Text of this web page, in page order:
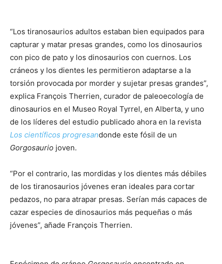
“Los tiranosaurios adultos estaban bien equipados para
capturar y matar presas grandes, como los dinosaurios
con pico de pato y los dinosaurios con cuernos. Los
cráneos y los dientes les permitieron adaptarse a la
torsión provocada por morder y sujetar presas grandes”,
explica François Therrien, curador de paleoecología de
dinosaurios en el Museo Royal Tyrrel, en Alberta, y uno
de los líderes del estudio publicado ahora en la revista
Los científicos progresandonde este fósil de un
Gorgosaurio joven.
“Por el contrario, las mordidas y los dientes más débiles
de los tiranosaurios jóvenes eran ideales para cortar
pedazos, no para atrapar presas. Serían más capaces de
cazar especies de dinosaurios más pequeñas o más
jóvenes”, añade François Therrien.